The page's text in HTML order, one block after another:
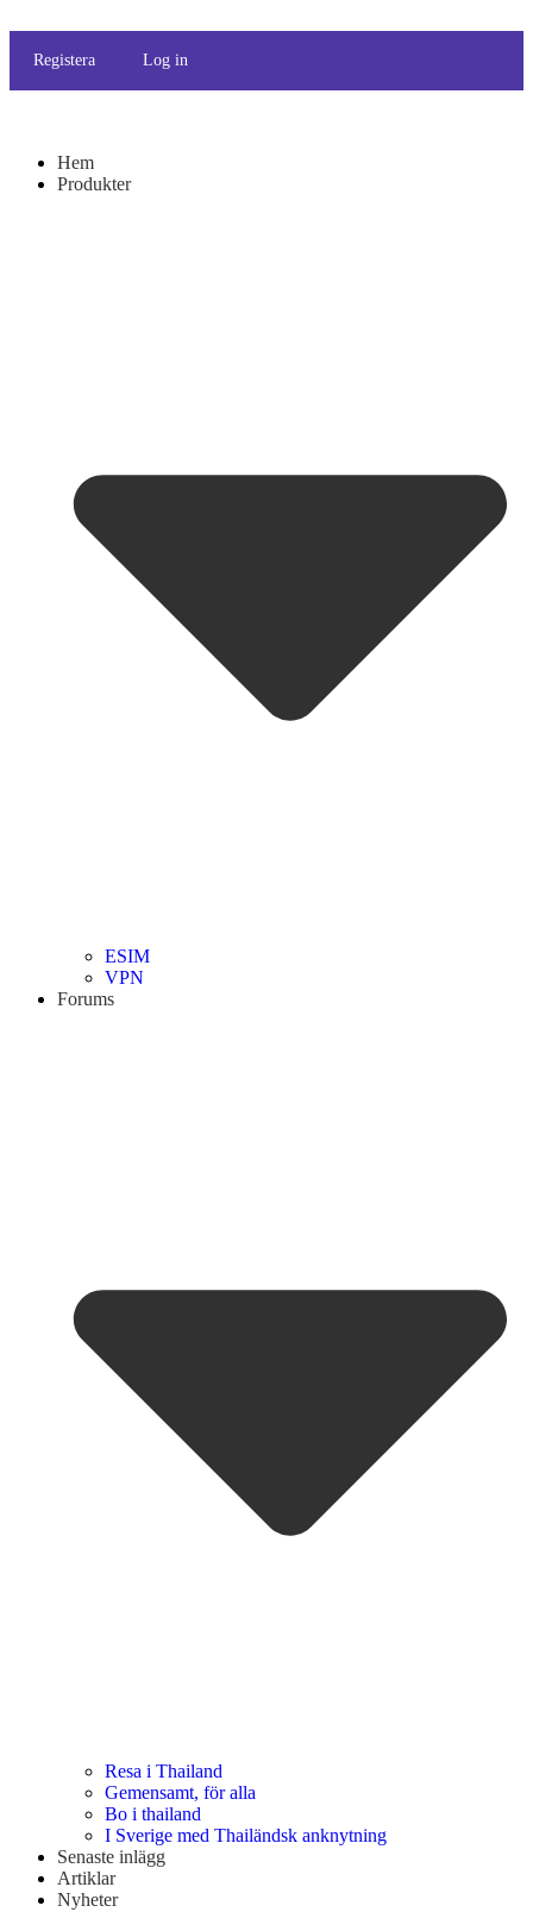
Registera Log in
Hem
Produkter
ESIM
VPN
Forums
Resa i Thailand
Gemensamt, för alla
Bo i thailand
I Sverige med Thailändsk anknytning
Senaste inlägg
Artiklar
Nyheter